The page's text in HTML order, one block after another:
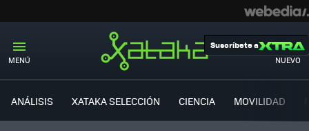
MENÚ NUEVO
Suscríbete a
ANÁLISIS XATAKA SELECCIÓN CIENCIA MOVILIDAD